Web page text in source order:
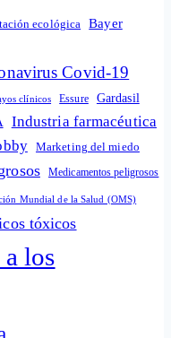
ecológica Bayer
Covid-19
clínicos Essure Gardasil
Industria farmacéutica
Marketing del miedo
Medicamentos peligrosos
Mundial de la Salud (OMS)
tóxicos
los